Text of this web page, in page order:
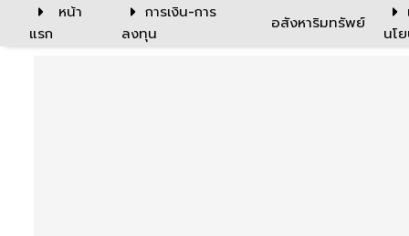
หน้า
แรก
การเงิน-การ
ลงทุน
อสังหาริมทรัพย์
นโ